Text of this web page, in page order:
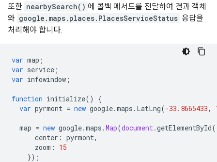
또한 nearbySearch() 에 콜백 메서드를 전달하여 결과 객체
와 google.maps.places.PlacesServiceStatus 응답을
처리해야 합니다.
var map ;
var service ;
var infowindow ;
function initialize()
{
var pyrmont = new google.maps . LatLng(-33.8665433,
map = new google.maps .Map(document.getElementById(
center : pyrmont,
zoom :
15
});